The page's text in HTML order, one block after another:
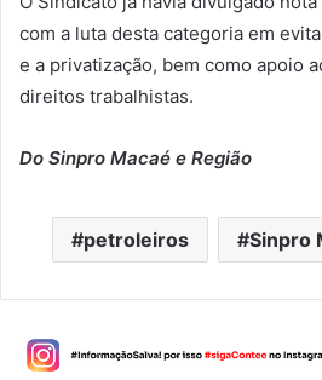
com a luta desta categoria em
e a privatização, bem como apoio
direitos trabalhistas.
Do Sinpro Macaé e Região
petroleiros Sinpro